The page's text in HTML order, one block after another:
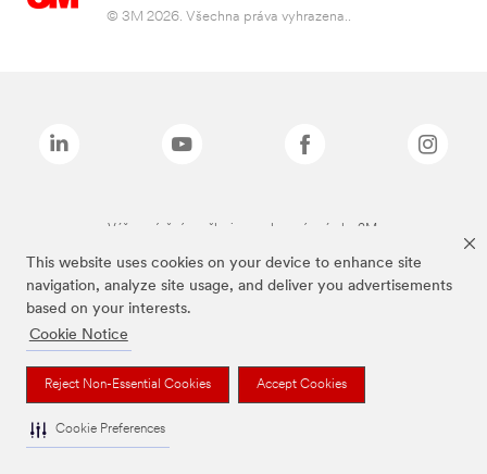
This website uses cookies on your device to enhance site
navigation, analyze site usage, and deliver you advertisements
based on your interests.
Cookie Notice
Reject Non-Essential Cookies Accept Cookies
Cookie Preferences
© 3M 2026. Všechna práva vyhrazena..
Výše zmíněné značky jsou ochranné známky 3M.